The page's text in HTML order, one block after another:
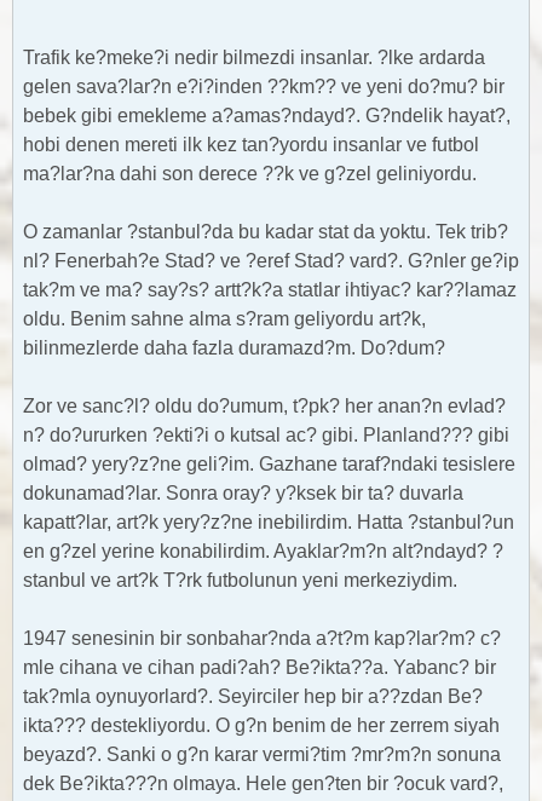
Trafik ke?meke?i nedir bilmezdi insanlar. ?lke ardarda
gelen sava?lar?n e?i?inden ??km?? ve yeni do?mu? bir
bebek gibi emekleme a?amas?ndayd?. G?ndelik hayat?,
hobi denen mereti ilk kez tan?yordu insanlar ve futbol
ma?lar?na dahi son derece ??k ve g?zel geliniyordu.
O zamanlar ?stanbul?da bu kadar stat da yoktu. Tek trib?
nl? Fenerbah?e Stad? ve ?eref Stad? vard?. G?nler ge?ip
tak?m ve ma? say?s? artt?k?a statlar ihtiyac? kar??lamaz
oldu. Benim sahne alma s?ram geliyordu art?k,
bilinmezlerde daha fazla duramazd?m. Do?dum?
Zor ve sanc?l? oldu do?umum, t?pk? her anan?n evlad?
n? do?ururken ?ekti?i o kutsal ac? gibi. Planland??? gibi
olmad? yery?z?ne geli?im. Gazhane taraf?ndaki tesislere
dokunamad?lar. Sonra oray? y?ksek bir ta? duvarla
kapatt?lar, art?k yery?z?ne inebilirdim. Hatta ?stanbul?un
en g?zel yerine konabilirdim. Ayaklar?m?n alt?ndayd? ?
stanbul ve art?k T?rk futbolunun yeni merkeziydim.
1947 senesinin bir sonbahar?nda a?t?m kap?lar?m? c?
mle cihana ve cihan padi?ah? Be?ikta??a. Yabanc? bir
tak?mla oynuyorlard?. Seyirciler hep bir a??zdan Be?
ikta??? destekliyordu. O g?n benim de her zerrem siyah
beyazd?. Sanki o g?n karar vermi?tim ?mr?m?n sonuna
dek Be?ikta???n olmaya. Hele gen?ten bir ?ocuk vard?,